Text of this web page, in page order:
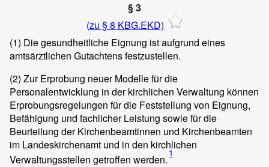
§ 3
(zu § 8 KBG.EKD)
(1) Die gesundheitliche Eignung ist aufgrund eines
amtsärztlichen Gutachtens festzustellen.
(2) Zur Erprobung neuer Modelle für die
Personalentwicklung in der kirchlichen Verwaltung können
Erprobungsregelungen für die Feststellung von Eignung,
Befähigung und fachlicher Leistung sowie für die
Beurteilung der Kirchenbeamtinnen und Kirchenbeamten
im Landeskirchenamt und in den kirchlichen
Verwaltungsstellen getroffen werden. 1